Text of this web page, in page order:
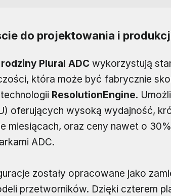
do projektowania i
Plural ADC wykorzystują
która może być fabrycznie
ResolutionEngine.
oferujących wysoką wydajność,
miesiącach, oraz ceny nawet o
ADC.
zostały opracowane jako
przetworników. Dzięki czterem